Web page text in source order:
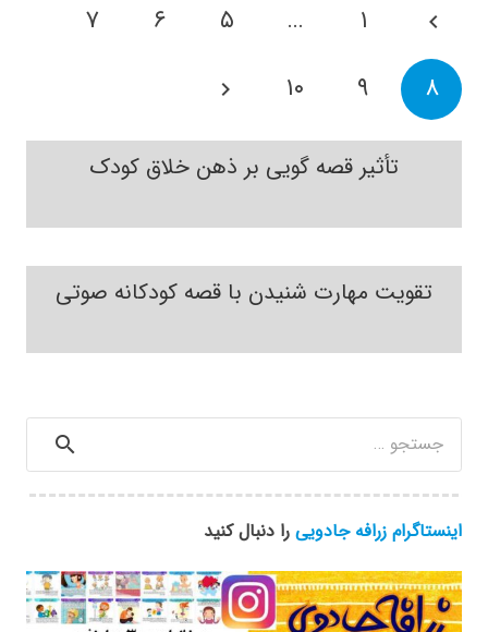
۱ … ۵ ۶
۷
۸
۹ ۱۰
تأثیر قصه گویی بر ذهن خلاق کودک
تقویت مهارت شنیدن با قصه کودکانه صوتی
برای:
اینستاگرام زرافه جادویی را دنبال کنید